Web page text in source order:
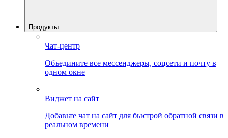
Продукты
Чат-центр
Объедините все мессенджеры, соцсети и почту в
одном окне
Виджет на сайт
Добавьте чат на сайт для быстрой обратной связи в
реальном времени